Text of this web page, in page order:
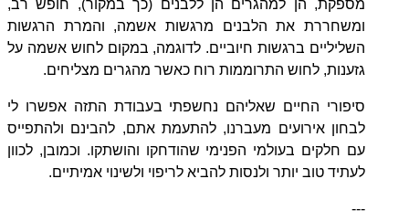
מספקת, הן למהגרים הן ללבנים (כך במקור), חופש רב,
ומשחררת את הלבנים מרגשות אשמה, והמרת הרגשות
השליליים ברגשות חיוביים. לדוגמה, במקום לחוש אשמה על
גזענות, לחוש התרוממות רוח כאשר מהגרים מצליחים.
סיפורי החיים שאליהם נחשפתי בעבודת התזה אפשרו לי
לבחון אירועים מעברנו, להתעמת אתם, להבינם ולהתפייס
עם חלקים בעולמי הפנימי שהודחקו והושתקו. וכמובן, לכוון
לעתיד טוב יותר ולנסות להביא לריפוי ולשינוי אמיתיים.
---